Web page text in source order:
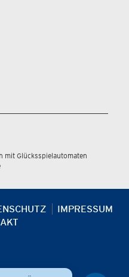
mit Glücksspielautomaten
IMPRESSUM